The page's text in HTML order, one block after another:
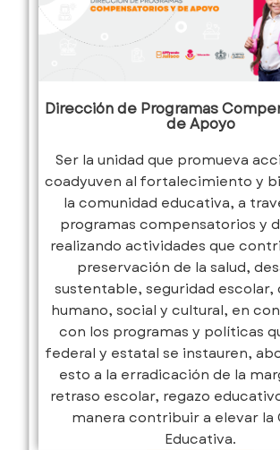
Dirección de Programas
de Apoyo
Ser la unidad que promueva
coadyuven al fortalecimiento y
la comunidad educativa, a
programas compensatorios y
realizando actividades que
preservación de la salud,
sustentable, seguridad escolar,
humano, social y cultural, en
con los programas y políticas
federal y estatal se instauren,
esto a la erradicación de la
retraso escolar, regazo
manera contribuir a elevar la
Educativa.